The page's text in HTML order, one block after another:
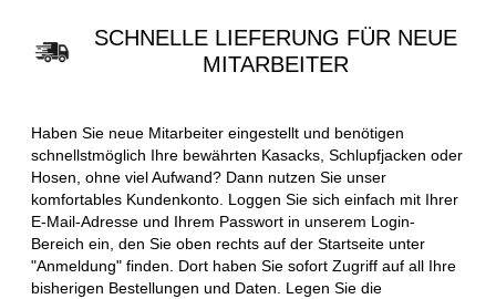
SCHNELLE LIEFERUNG FÜR NEUE
MITARBEITER
Haben Sie neue Mitarbeiter eingestellt und benötigen
schnellstmöglich Ihre bewährten Kasacks, Schlupfjacken oder
Hosen, ohne viel Aufwand? Dann nutzen Sie unser
komfortables Kundenkonto. Loggen Sie sich einfach mit Ihrer
E-Mail-Adresse und Ihrem Passwort in unserem Login-
Bereich ein, den Sie oben rechts auf der Startseite unter
"Anmeldung" finden. Dort haben Sie sofort Zugriff auf all Ihre
bisherigen Bestellungen und Daten. Legen Sie die